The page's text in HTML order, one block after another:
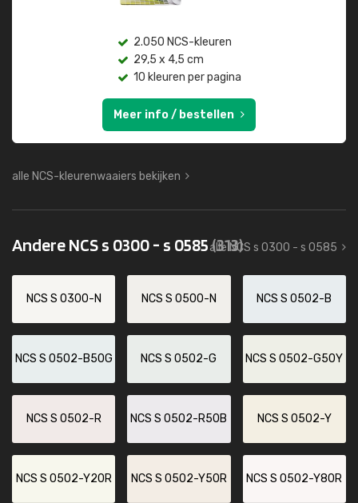
2.050 NCS-kleuren
29,5 x 4,5 cm
10 kleuren per pagina
Meer info / bestellen
alle NCS-kleurenwaaiers bekijken
Andere NCS s 0300 - s 0585(313)
alle NCS s 0300 - s 0585
NCS S 0300-N NCS S 0500-N NCS S 0502-B
NCS S 0502-B50G NCS S 0502-G NCS S 0502-G50Y
NCS S 0502-R NCS S 0502-R50B NCS S 0502-Y
NCS S 0502-Y20R NCS S 0502-Y50R NCS S 0502-Y80R